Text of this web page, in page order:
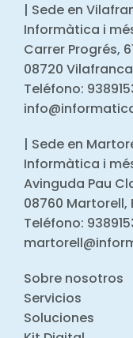
| Sede en
Informàtica i
Carrer Progrés,
08720
Teléfono:
| Sede en
Informàtica i
Avinguda Pau
08760 Martorell,
Teléfono:
Sobre nosotros
Servicios
Soluciones